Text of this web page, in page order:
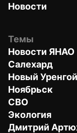
Новости
Темы
Новости ЯНАО
Салехард
Новый Уренгой
Ноябрьск
СВО
Экология
Дмитрий